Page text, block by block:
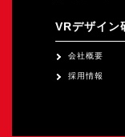
VRデザイン
会社概要
採用情報